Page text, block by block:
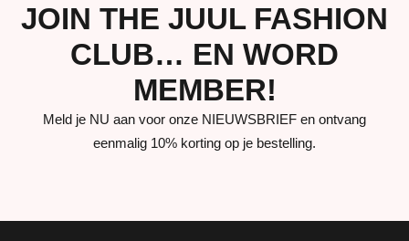
JOIN THE JUUL FASHION
CLUB… EN WORD
MEMBER!
Meld je NU aan voor onze NIEUWSBRIEF en ontvang
eenmalig 10% korting op je bestelling.